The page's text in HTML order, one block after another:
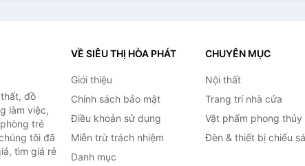
đồ
làm việc,
trẻ
tôi đã
tìm giá rẻ
VỀ SIÊU THỊ HÒA PHÁT
Giới thiệu
Chính sách bảo mật
Điều khoản sử dụng
Miễn trừ trách nhiệm
Danh mục
CHUYÊN MỤC
Nội thất
Trang trí nhà cửa
Vật phẩm phong thủy
Đèn & thiết bị chiếu